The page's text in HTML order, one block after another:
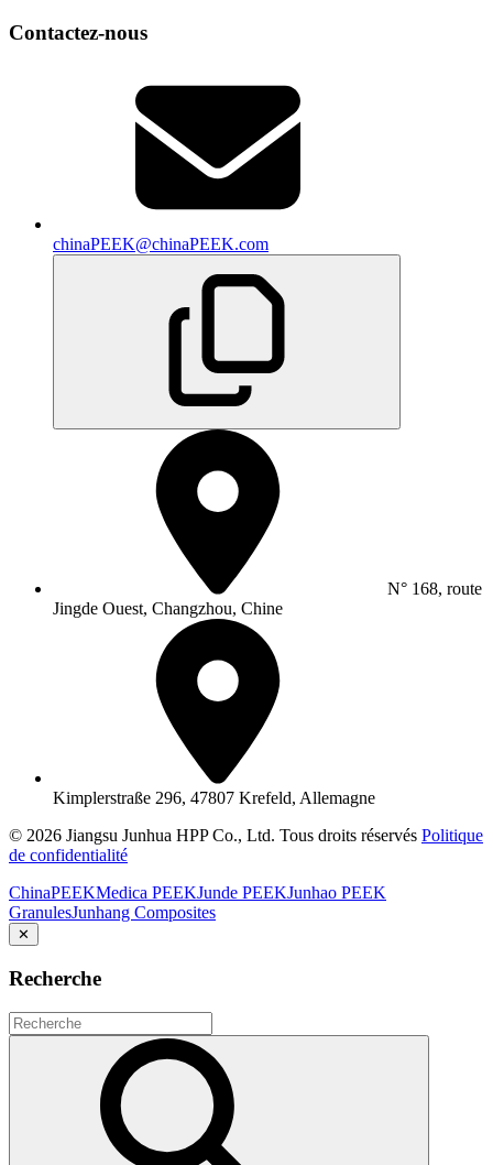
Contactez-nous
chinaPEEK@chinaPEEK.com
N° 168, route
Jingde Ouest, Changzhou, Chine
Kimplerstraße 296, 47807 Krefeld, Allemagne
© 2026 Jiangsu Junhua HPP Co., Ltd. Tous droits réservés Politique
de confidentialité
ChinaPEEKMedica PEEKJunde PEEKJunhao PEEK
GranulesJunhang Composites
✕
Recherche